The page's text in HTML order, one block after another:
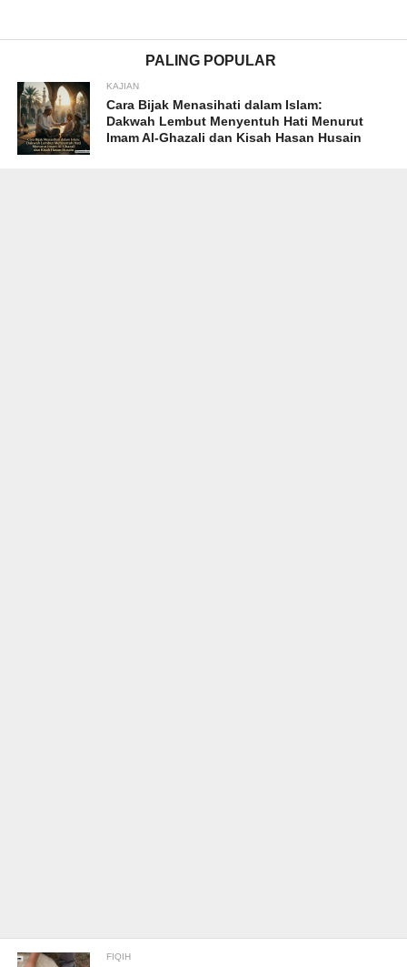
PALING POPULAR
KAJIAN
Cara Bijak Menasihati dalam Islam:
Dakwah Lembut Menyentuh Hati Menurut
Imam Al-Ghazali dan Kisah Hasan Husain
FIQIH